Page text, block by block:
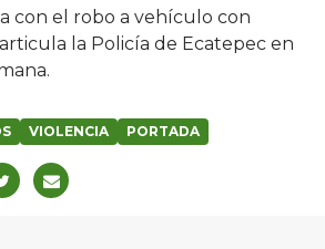
con el robo a vehículo con
la Policía de Ecatepec en
VIOLENCIA PORTADA